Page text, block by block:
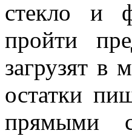
стекло и
пройти
загрузят в
остатки
прямыми